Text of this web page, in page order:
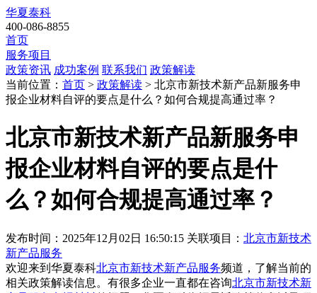
华夏泰科
400-086-8855
首页
服务项目
政策资讯 成功案例 联系我们 政策解读
当前位置： 首页 > 政策解读 > 北京市新技术新产品新服务申
报企业材料自评的要点是什么？如何合规提高通过率？
北京市新技术新产品新服务申
报企业材料自评的要点是什
么？如何合规提高通过率？
发布时间：2025年12月02日 16:50:15 关联项目： 北京市新技术
新产品服务
欢迎来到华夏泰科北京市新技术新产品服务频道，了解当前的
相关政策解读信息。有很多企业一直都在咨询北京市新技术新